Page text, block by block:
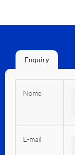
Enquiry
Nome
E-mail